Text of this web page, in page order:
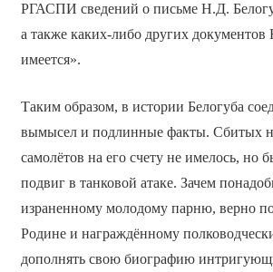
РГАСПИ сведений о письме Н.Д.
а также каких-либо других
имеется».
Таким образом, в истории Белогуба
вымысел и подлинные факты. Сбитых
самолётов на его счету не имелось, но
подвиг в танковой атаке. Зачем
израненному молодому парню, верно
Родине и награждённому
дополнять свою биографию